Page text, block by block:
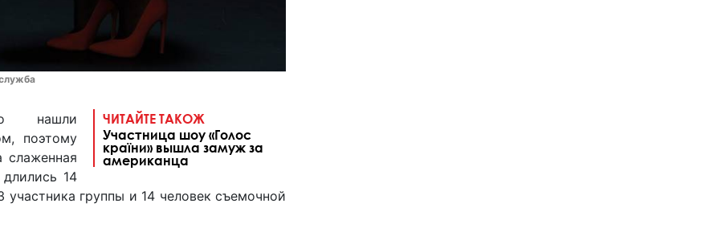
ЧИТАЙТЕ ТАКОЖ
Участница шоу «Голос
країни» вышла замуж за
американца
нашли
поэтому
слаженная
14
участника группы и 14 человек съемочной